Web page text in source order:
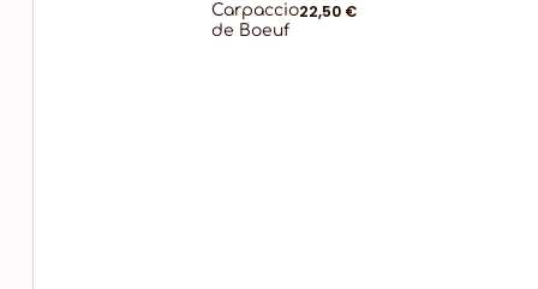
Carpaccio
de Boeuf
22,50 €